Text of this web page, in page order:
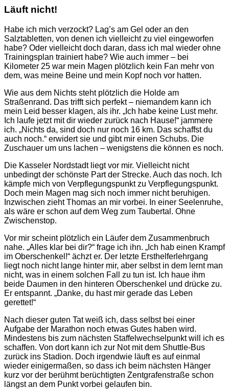
Läuft nicht!
Habe ich mich verzockt? Lag’s am Gel oder an den
Salztabletten, von denen ich vielleicht zu viel eingeworfen
habe? Oder vielleicht doch daran, dass ich mal wieder ohne
Trainingsplan trainiert habe? Wie auch immer – bei
Kilometer 25 war mein Magen plötzlich kein Fan mehr von
dem, was meine Beine und mein Kopf noch vor hatten.
Wie aus dem Nichts steht plötzlich die Holde am
Straßenrand. Das trifft sich perfekt – niemandem kann ich
mein Leid besser klagen, als ihr. „Ich habe keine Lust mehr.
Ich laufe jetzt mit dir wieder zurück nach Hause!“ jammere
ich. „Nichts da, sind doch nur noch 16 km. Das schaffst du
auch noch.“ erwidert sie und gibt mir einen Schubs. Die
Zuschauer um uns lachen – wenigstens die können es noch.
Die Kasseler Nordstadt liegt vor mir. Vielleicht nicht
unbedingt der schönste Part der Strecke. Auch das noch. Ich
kämpfe mich von Verpflegungspunkt zu Verpflegungspunkt.
Doch mein Magen mag sich noch immer nicht beruhigen.
Inzwischen zieht Thomas an mir vorbei. In einer Seelenruhe,
als wäre er schon auf dem Weg zum Taubertal. Ohne
Zwischenstop.
Vor mir scheint plötzlich ein Läufer dem Zusammenbruch
nahe. „Alles klar bei dir?“ frage ich ihn. „Ich hab einen Krampf
im Oberschenkel!“ ächzt er. Der letzte Ersthelferlehrgang
liegt noch nicht lange hinter mir, aber selbst in dem lernt man
nicht, was in einem solchen Fall zu tun ist. Ich haue ihm
beide Daumen in den hinteren Oberschenkel und drücke zu.
Er entspannt. „Danke, du hast mir gerade das Leben
gerettet!“
Nach dieser guten Tat weiß ich, dass selbst bei einer
Aufgabe der Marathon noch etwas Gutes haben wird.
Mindestens bis zum nächsten Staffelwechselpunkt will ich es
schaffen. Von dort kann ich zur Not mit dem Shuttle-Bus
zurück ins Stadion. Doch irgendwie läuft es auf einmal
wieder einigermaßen, so dass ich beim nächsten Hänger
kurz vor der berühmt berüchtigten Zentgrafenstraße schon
längst an dem Punkt vorbei gelaufen bin.